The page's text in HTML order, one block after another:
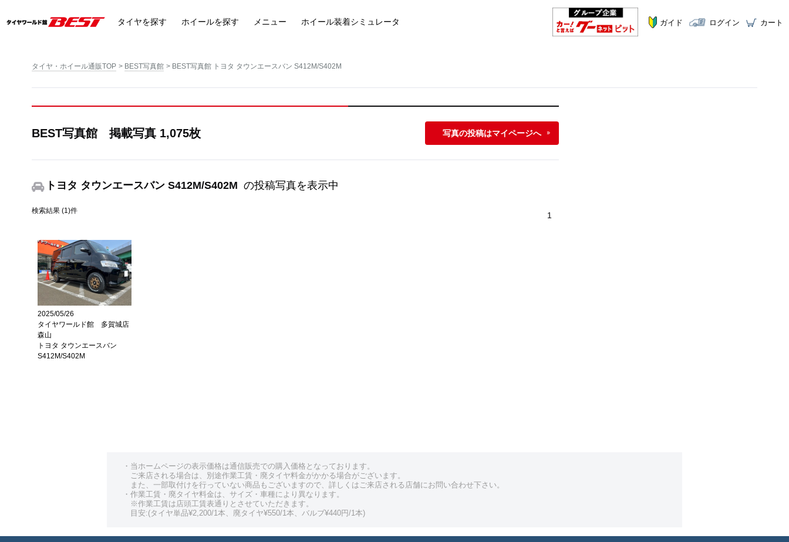
タイヤを探す ホイールを探す メニュー ホイール装着シミュレータ ガイド ログイン カート
タイヤ・ホイール通販TOP BEST写真館 BEST写真館 トヨタ タウンエースバン S412M/S402M
BEST写真館 掲載写真 1,075枚 写真の投稿はマイページへ
トヨタ タウンエースバン S412M/S402M の投稿写真を表示中
検索結果 (1)件 1
2025/05/26
タイヤワールド館 多賀城店
森山
トヨタ タウンエースバン
S412M/S402M
・当ホームページの表示価格は通信販売での購入価格となっております。
ご来店される場合は、別途作業工賃・廃タイヤ料金がかかる場合がございます。
また、一部取付けを行っていない商品もございますので、詳しくはご来店される店舗にお問い合わせ下さい。
・作業工賃・廃タイヤ料金は、サイズ・車種により異なります。
※作業工賃は店頭工賃表通りとさせていただきます。
目安:(タイヤ単品¥2,200/1本、廃タイヤ¥550/1本、バルブ¥440円/1本)